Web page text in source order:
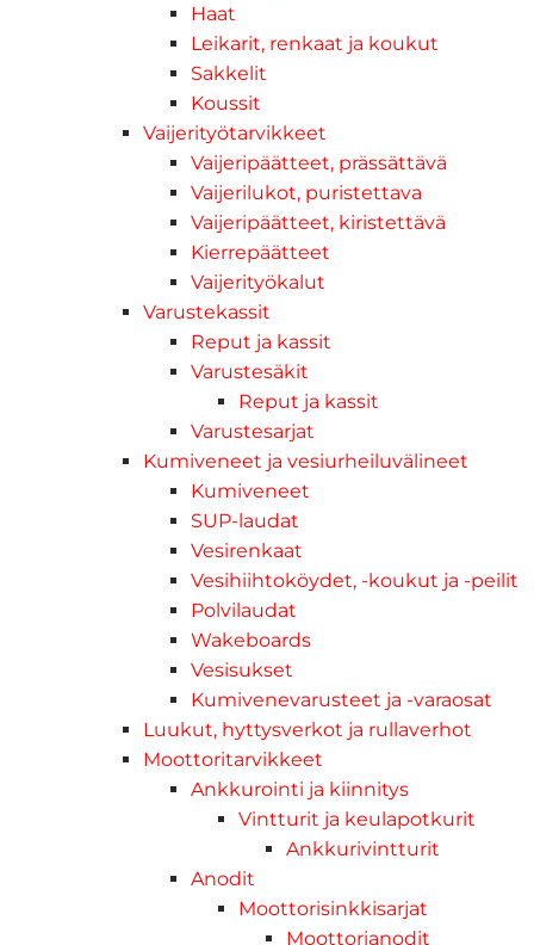
Haat
Leikarit, renkaat ja koukut
Sakkelit
Koussit
Vaijerityötarvikkeet
Vaijeripäätteet, prässättävä
Vaijerilukot, puristettava
Vaijeripäätteet, kiristettävä
Kierrepäätteet
Vaijerityökalut
Varustekassit
Reput ja kassit
Varustesäkit
Reput ja kassit
Varustesarjat
Kumiveneet ja vesiurheiluvälineet
Kumiveneet
SUP-laudat
Vesirenkaat
Vesihiihtoköydet, -koukut ja -peilit
Polvilaudat
Wakeboards
Vesisukset
Kumivenevarusteet ja -varaosat
Luukut, hyttysverkot ja rullaverhot
Moottoritarvikkeet
Ankkurointi ja kiinnitys
Vintturit ja keulapotkurit
Ankkurivintturit
Anodit
Moottorisinkkisarjat
Moottorianodit